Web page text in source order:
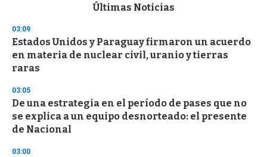
d
s
o
f
3
s
e
c
o
n
s
Últimas Noticias
03:09
Estados Unidos y Paraguay firmaron un acuerdo
en materia de nuclear civil, uranio y tierras
raras
03:05
De una estrategia en el período de pases que no
se explica a un equipo desnorteado: el presente
de Nacional
03:00